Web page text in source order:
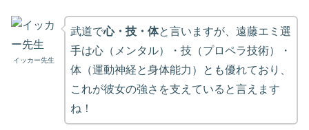
イッカー先生
武道で心・技・体と言いますが、遠藤エミ選
手は心（メンタル）・技（プロペラ技術）・
体（運動神経と身体能力）とも優れており、
これが彼女の強さを支えていると言えます
ね！